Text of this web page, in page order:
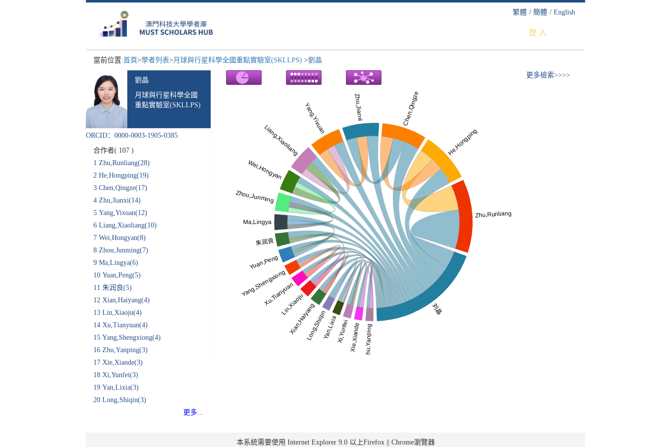
繁體 / 簡體 / English
登 入
當前位置:首頁>學者列表>月球與行星科學全國重點實驗室(SKLLPS) >劉晶
劉晶
月球與行星科學全國
重點實驗室(SKLLPS)
ORCID：0000-0003-1905-0385
合作者( 107 )
1 Zhu,Runliang(28)
2 He,Hongping(19)
3 Chen,Qingze(17)
4 Zhu,Jianxi(14)
5 Yang,Yixuan(12)
6 Liang,Xiaoliang(10)
7 Wei,Hongyan(8)
8 Zhou,Junming(7)
9 Ma,Lingya(6)
10 Yuan,Peng(5)
11 朱润良(5)
12 Xian,Haiyang(4)
13 Lin,Xiaoju(4)
14 Xu,Tianyuan(4)
15 Yang,Shengxiong(4)
16 Zhu,Yanping(3)
17 Xie,Xiande(3)
18 Xi,Yunfei(3)
19 Yan,Lixia(3)
20 Long,Shiqin(3)
更多...
更多檢索>>>>
本系統需要使用 Internet Explorer 9.0 以上Firefox || Chrome瀏覽器